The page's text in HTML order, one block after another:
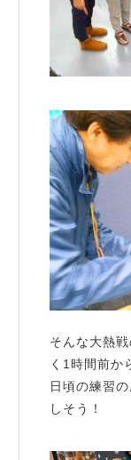
そんな大熱
く1時間前か
日頃の練習
しそう！